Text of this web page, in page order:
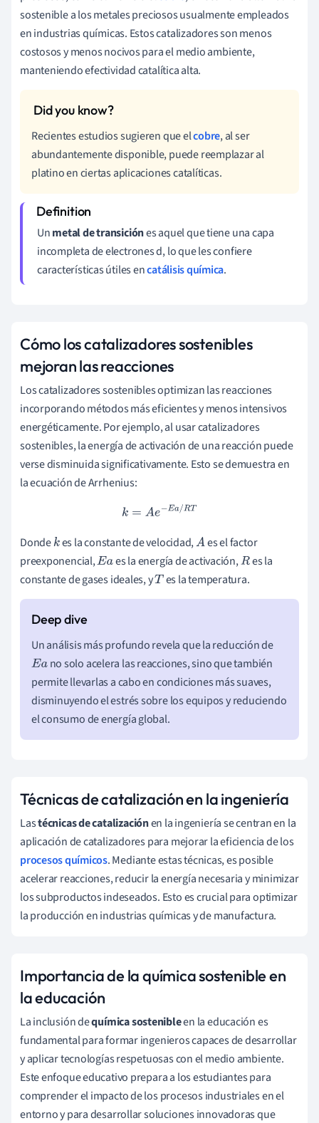
sostenible a los metales preciosos usualmente empleados
en industrias químicas. Estos catalizadores son menos
costosos y menos nocivos para el medio ambiente,
manteniendo efectividad catalítica alta.
Recientes estudios sugieren que elcobre, al ser
abundantemente disponible, puede reemplazar al
platino en ciertas aplicaciones catalíticas.
Unmetal de transiciónes aquel que tiene una capa
incompleta de electrones d, lo que les confiere
características útiles encatálisis química.
Cómo los catalizadores sostenibles
mejoran las reacciones
Los catalizadores sostenibles optimizan las reacciones
incorporando métodos más eficientes y menos intensivos
energéticamente. Por ejemplo, al usar catalizadores
sostenibles, la energía de activación de una reacción puede
verse disminuida significativamente. Esto se demuestra en
la ecuación de Arrhenius:
k= Ae−Ea/RT
Dondekes la constante de velocidad,A es el factor
preexponencial,Ea es la energía de activación,R es la
constante de gases ideales, yT es la temperatura.
Un análisis más profundo revela que la reducción de
Ea no solo acelera las reacciones, sino que también
permite llevarlas a cabo en condiciones más suaves,
disminuyendo el estrés sobre los equipos y reduciendo
el consumo de energía global.
Técnicas de catalización en la ingeniería
Lastécnicas de catalizaciónen la ingeniería se centran en la
aplicación de catalizadores para mejorar la eficiencia de los
procesos químicos. Mediante estas técnicas, es posible
acelerar reacciones, reducir la energía necesaria y minimizar
los subproductos indeseados. Esto es crucial para optimizar
la producción en industrias químicas y de manufactura.
Importancia de la química sostenible en
la educación
La inclusión dequímica sostenibleen la educación es
fundamental para formar ingenieros capaces de desarrollar
y aplicar tecnologías respetuosas con el medio ambiente.
Este enfoque educativo prepara a los estudiantes para
comprender el impacto de los procesos industriales en el
entorno y para desarrollar soluciones innovadoras que